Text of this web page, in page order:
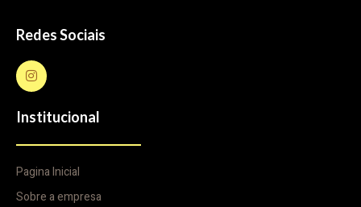
Redes Sociais
Institucional
Pagina Inicial
Sobre a empresa